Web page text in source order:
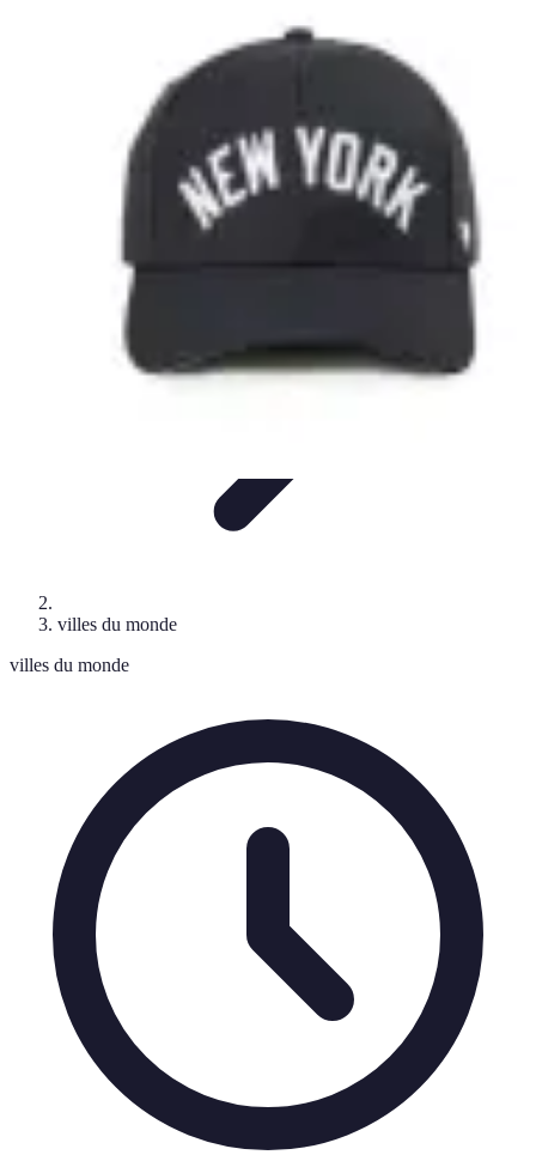
Transport UrbainGuides de
Villes du Monde
villes du monde
villes du monde